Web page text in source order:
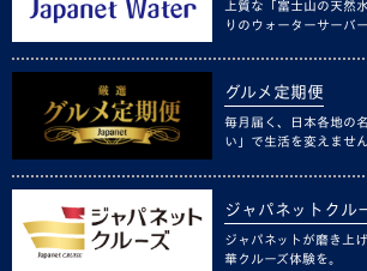
上質な「富士山の天然
りのウォーターサーバー
グルメ定期便
毎月届く、日本各地の
い」で生活を変えませ
ジャパネットクル
ジャパネットが磨き上
華クルーズ体験を。